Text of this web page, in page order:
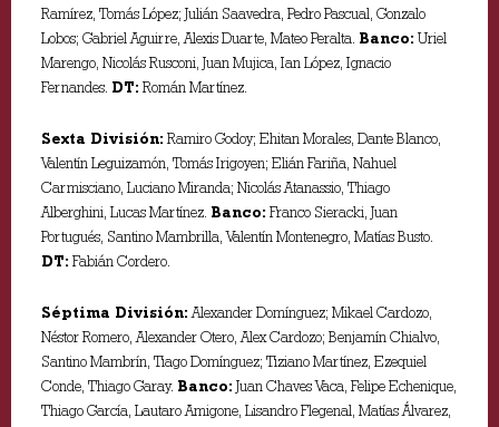
Ramírez, Tomás López; Julián Saavedra, Pedro Pascual, Gonzalo
Lobos; Gabriel Aguirre, Alexis Duarte, Mateo Peralta. Banco: Uriel
Marengo, Nicolás Rusconi, Juan Mujica, Ian López, Ignacio
Fernandes. DT: Román Martínez.
Sexta División: Ramiro Godoy; Ehitan Morales, Dante Blanco,
Valentín Leguizamón, Tomás Irigoyen; Elián Fariña, Nahuel
Carmisciano, Luciano Miranda; Nicolás Atanassio, Thiago
Alberghini, Lucas Martínez. Banco: Franco Sieracki, Juan
Portugués, Santino Mambrilla, Valentín Montenegro, Matías Busto.
DT: Fabián Cordero.
Séptima División: Alexander Domínguez; Mikael Cardozo,
Néstor Romero, Alexander Otero, Alex Cardozo; Benjamín Chialvo,
Santino Mambrín, Tiago Domínguez; Tiziano Martínez, Ezequiel
Conde, Thiago Garay. Banco: Juan Chaves Vaca, Felipe Echenique,
Thiago García, Lautaro Amigone, Lisandro Flegenal, Matías Álvarez,